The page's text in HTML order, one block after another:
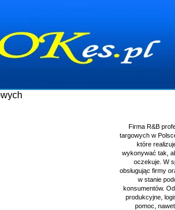
Firma R&B
targowych w
które
wykonywać tak,
oczekuje. W
obsługując firmy
w stanie
konsumentów.
produkcyjne,
pomoc,